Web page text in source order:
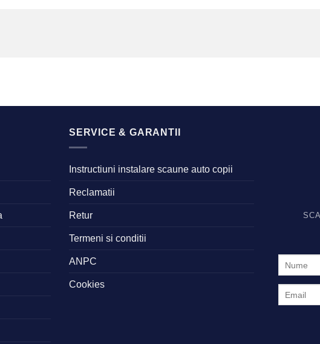
SERVICE & GARANTII
Instructiuni instalare scaune auto copii
Reclamatii
Retur
Termeni si conditii
ANPC
Cookies